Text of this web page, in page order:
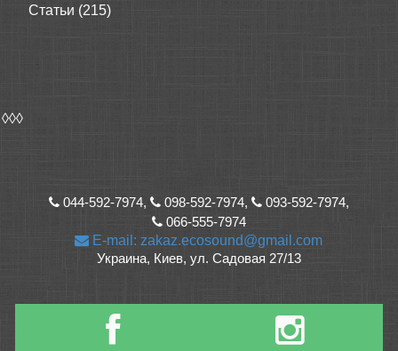
Статьи (215)
◊◊◊
044-592-7974, 098-592-7974,
093-592-7974,
066-555-7974
E-mail: zakaz.ecosound@gmail.com
Украина, Киев, ул. Садовая 27/13